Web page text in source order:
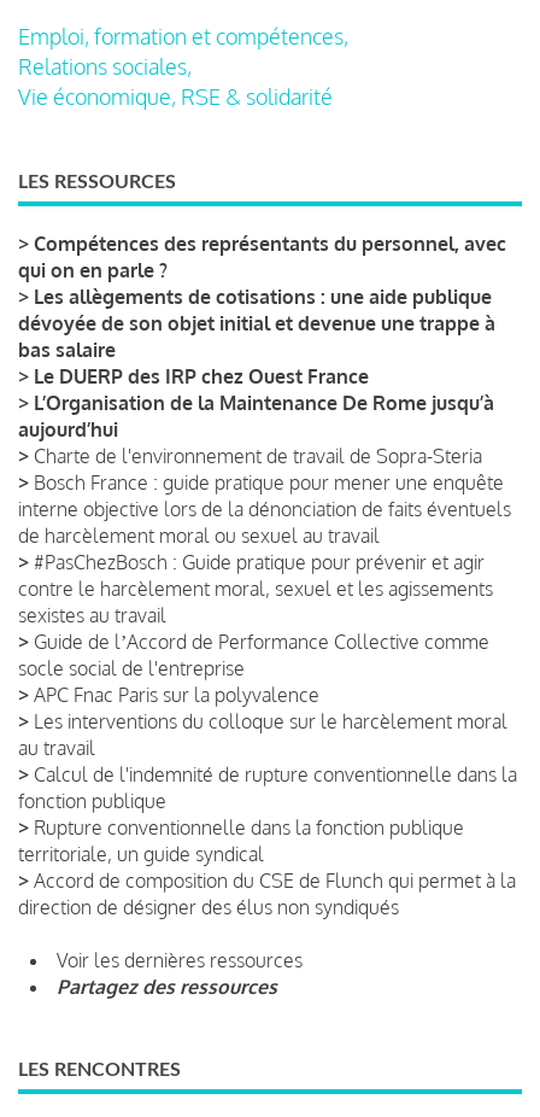
Emploi, formation et compétences,
Relations sociales,
Vie économique, RSE & solidarité
LES RESSOURCES
> Compétences des représentants du personnel, avec
qui on en parle ?
> Les allègements de cotisations : une aide publique
dévoyée de son objet initial et devenue une trappe à
bas salaire
> Le DUERP des IRP chez Ouest France
> L’Organisation de la Maintenance De Rome jusqu’à
aujourd’hui
> Charte de l'environnement de travail de Sopra-Steria
> Bosch France : guide pratique pour mener une enquête
interne objective lors de la dénonciation de faits éventuels
de harcèlement moral ou sexuel au travail
> #PasChezBosch : Guide pratique pour prévenir et agir
contre le harcèlement moral, sexuel et les agissements
sexistes au travail
> Guide de lʼAccord de Performance Collective comme
socle social de l'entreprise
> APC Fnac Paris sur la polyvalence
> Les interventions du colloque sur le harcèlement moral
au travail
> Calcul de l'indemnité de rupture conventionnelle dans la
fonction publique
> Rupture conventionnelle dans la fonction publique
territoriale, un guide syndical
> Accord de composition du CSE de Flunch qui permet à la
direction de désigner des élus non syndiqués
Voir les dernières ressources
Partagez des ressources
LES RENCONTRES